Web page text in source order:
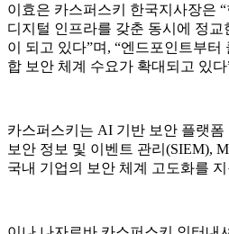
이효은 카스퍼스키 한국지사장은
디지털 인프라를 갖춘 동시에 정
이 되고 있다”며, “엔드포인트부
합 보안 체계 수요가 확대되고 있
카스퍼스키는 AI 기반 보안 플랫폼
보안 정보 및 이벤트 관리(SIEM),
국내 기업의 보안 체계 고도화를